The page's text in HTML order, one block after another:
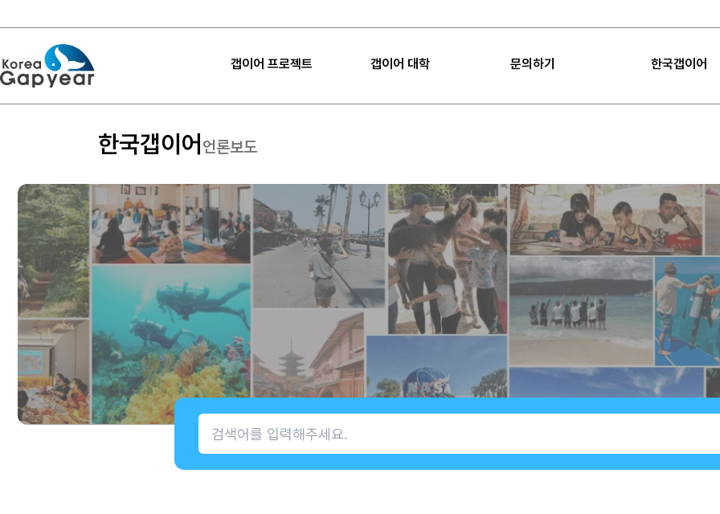
갭이어 프로젝트 갭이어 대학 문의하기 한국갭이어
프로젝트
고마워요 갭이어
갭이어 설계하기
내 프로젝트 찾기
갭이어 컨설팅
갭이어 팁
갭이어 수업
프로젝트 제안
언론보도
오시는 길
한국갭이어 언론보도